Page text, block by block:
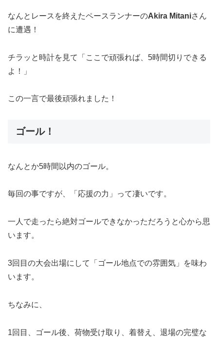
なんとレースを終えたペースランナーのAkira Mitaniさん
に遭遇！
チラッと時計を見て「ここで頑張れば、5時間切りできる
よ！」
この一言で最後頑張れました！
ゴール！
なんとか5時間以内のゴール。
毎回の事ですが、「応援の力」って凄いです。
一人で走ったら絶対ゴールできなかっただろうと心から思
います。
3回目の大会出場にして「ゴール地点での雰囲気」を味わ
います。
ちなみに、
1回目、ゴール後、荷物受け取り、着替え、退場の完璧な